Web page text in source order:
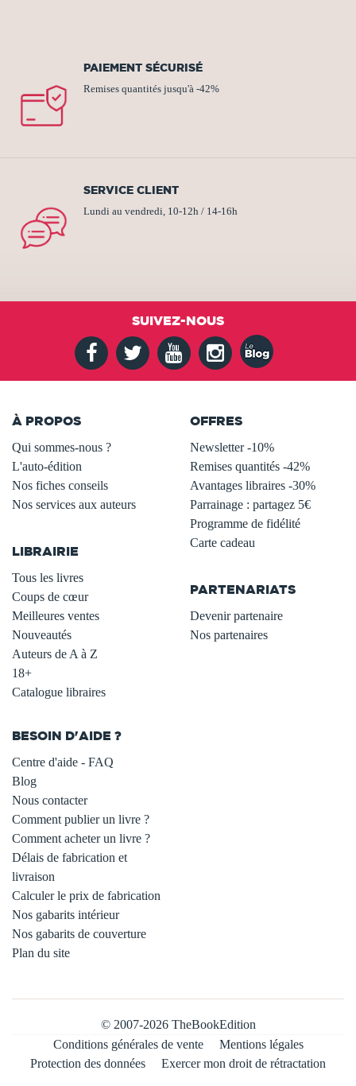
PAIEMENT SÉCURISÉ
Remises quantités jusqu'à -42%
SERVICE CLIENT
Lundi au vendredi, 10-12h / 14-16h
SUIVEZ-NOUS
À PROPOS
Qui sommes-nous ?
L'auto-édition
Nos fiches conseils
Nos services aux auteurs
LIBRAIRIE
Tous les livres
Coups de cœur
Meilleures ventes
Nouveautés
Auteurs de A à Z
18+
Catalogue libraires
OFFRES
Newsletter -10%
Remises quantités -42%
Avantages libraires -30%
Parrainage : partagez 5€
Programme de fidélité
Carte cadeau
PARTENARIATS
Devenir partenaire
Nos partenaires
BESOIN D'AIDE ?
Centre d'aide - FAQ
Blog
Nous contacter
Comment publier un livre ?
Comment acheter un livre ?
Délais de fabrication et
livraison
Calculer le prix de fabrication
Nos gabarits intérieur
Nos gabarits de couverture
Plan du site
© 2007-2026 TheBookEdition
Conditions générales de vente
Mentions légales
Protection des données
Exercer mon droit de rétractation